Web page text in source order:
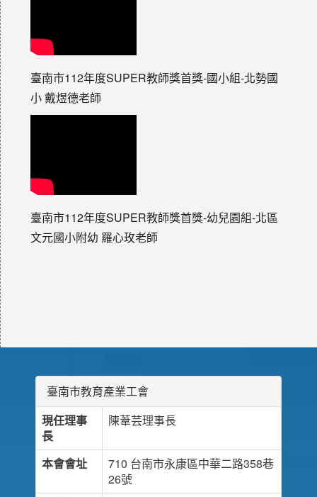
臺南市112年度SUPER教師獎首獎-國小組-北勢國
小 戴煜德老師
臺南市112年度SUPER教師獎首獎-幼兒園組-北區
文元國小附幼 羅心玫老師
臺南市教育產業工會
現任理事
長
陳葦芸理事長
本會會址
710 台南市永康區中華二路358巷
26號